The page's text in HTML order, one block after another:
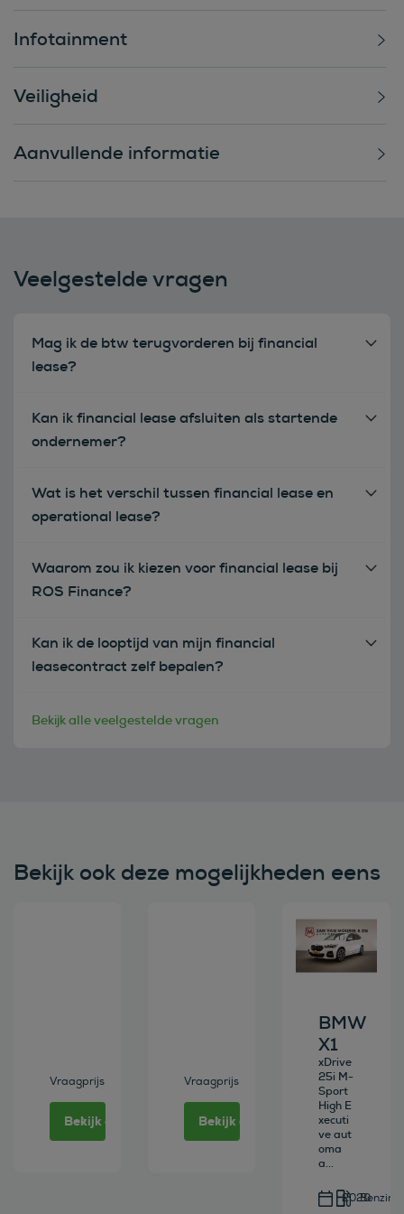
Infotainment
Veiligheid
Aanvullende informatie
Veelgestelde vragen
Mag ik de btw terugvorderen bij financial
lease?
Kan ik financial lease afsluiten als startende
ondernemer?
Wat is het verschil tussen financial lease en
operational lease?
Waarom zou ik kiezen voor financial lease bij
ROS Finance?
Kan ik de looptijd van mijn financial
leasecontract zelf bepalen?
Bekijk alle veelgestelde vragen
Bekijk ook deze mogelijkheden eens
Vraagprijs
Bekijk deze auto
Vraagprijs
Bekijk deze auto
Bekijk deze
BMW
X1
xDrive
25i M-
Sport
High E
xecuti
ve aut
oma
a...
2020Benzine